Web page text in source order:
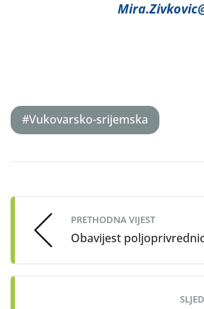
#Vukovarsko-srijemska
navigation
PRETHODNA VIJEST
Obavijest